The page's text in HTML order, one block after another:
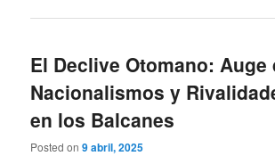
El Declive Otomano: Auge
Nacionalismos y
en los Balcanes
Posted on9 abril, 2025